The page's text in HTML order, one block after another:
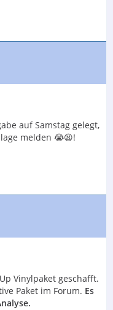
auf Samstag gelegt,
melden 😭😫!
Vinylpaket geschafft.
Paket im Forum. Es